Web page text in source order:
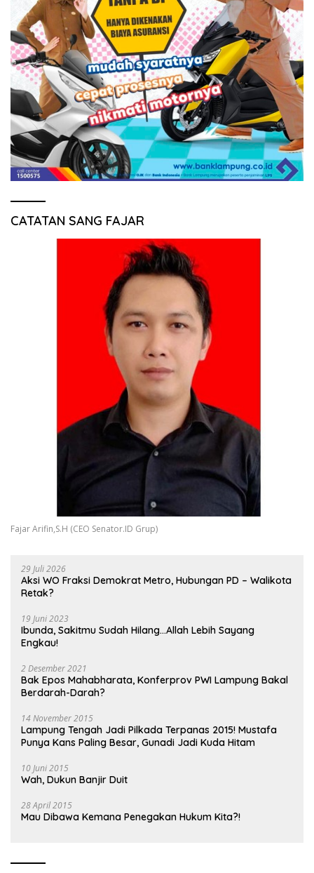
CATATAN SANG FAJAR
Fajar Arifin,S.H (CEO Senator.ID Grup)
29 Juli 2026
Aksi WO Fraksi Demokrat Metro, Hubungan PD – Walikota
Retak?
19 Juni 2023
Ibunda, Sakitmu Sudah Hilang…Allah Lebih Sayang
Engkau!
2 Desember 2021
Bak Epos Mahabharata, Konferprov PWI Lampung Bakal
Berdarah-Darah?
14 November 2015
Lampung Tengah Jadi Pilkada Terpanas 2015! Mustafa
Punya Kans Paling Besar, Gunadi Jadi Kuda Hitam
10 Juni 2015
Wah, Dukun Banjir Duit
28 April 2015
Mau Dibawa Kemana Penegakan Hukum Kita?!